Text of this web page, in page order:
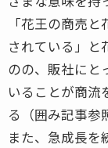
「花王の商売
されている」と
のの、販社にと
いることが商流
る（囲み記事参
また、急成長を